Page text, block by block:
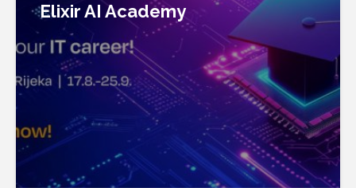
Elixir AI Academy